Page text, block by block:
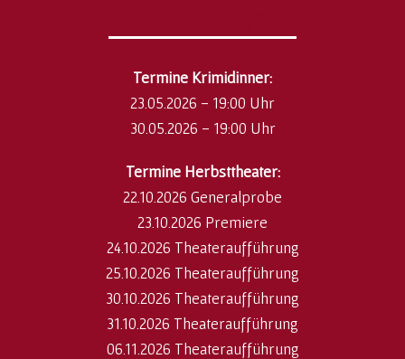
​Termine Krimidinner:
23.05.2026 - 19:00 Uhr
30.05.2026 - 19:00 Uhr
Termine Herbsttheater:
22.10.2026 Generalprobe
23.10.2026 Premiere
24.10.2026 Theateraufführung
25.10.2026 Theateraufführung
30.10.2026 Theateraufführung
31.10.2026 Theateraufführung
06.11.2026 Theateraufführung